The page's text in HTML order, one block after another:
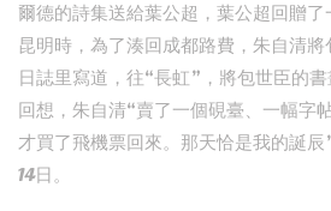
爾德的詩集送給葉公超，葉公超回贈
昆明時，為了湊回成都路費，朱自清
日誌里寫道，往“長虹”，將包世臣的
回想，朱自清“賣了一個硯臺、一幅字
才買了飛機票回來。那天恰是我的誕辰
14日。